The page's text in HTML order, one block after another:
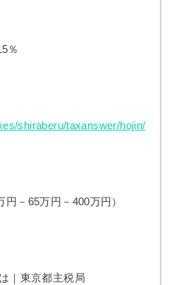
％
shiraberu/taxanswer/hojin/
－65万円－400万円）
｜東京都主税局